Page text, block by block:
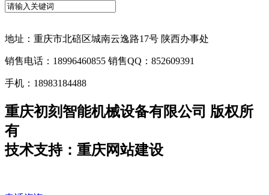
地址：重庆市北碚区城南云逸路17号 陕西办事处
销售电话：18996460855 销售QQ：852609391
手机：18983184488
重庆初刻智能机械设备有限公司 版权所
有
技术支持：重庆网站建设